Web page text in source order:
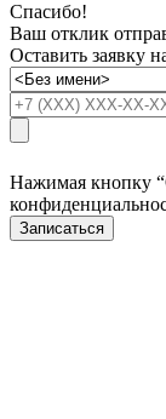
Спасибо!
Ваш отклик
Оставить заявку
Нажимая кнопку
Записаться